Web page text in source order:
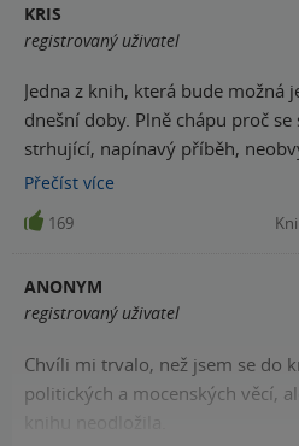
KRIS
registrovaný uživatel
Jedna z knih, která bude možná jednou
dnešní doby. Plně chápu proč
strhující, napínavý příběh,
paráda.
Přečíst více
169
ANONYM
registrovaný uživatel
Chvíli mi trvalo, než jsem se do
politických a mocenských věcí,